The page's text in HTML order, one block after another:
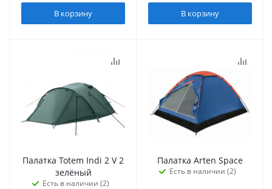
В корзину В корзину
Палатка Totem Indi 2 V 2
зелёный
Есть в наличии (2)
Палатка Arten Space
Есть в наличии (2)